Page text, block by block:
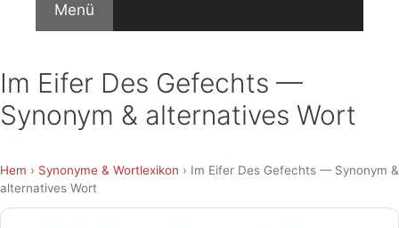
Menü
Im Eifer Des Gefechts —
Synonym & alternatives Wort
Hem › Synonyme & Wortlexikon › Im Eifer Des Gefechts — Synonym &
alternatives Wort